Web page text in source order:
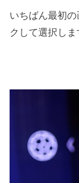
いちばん最初
クして選択しま